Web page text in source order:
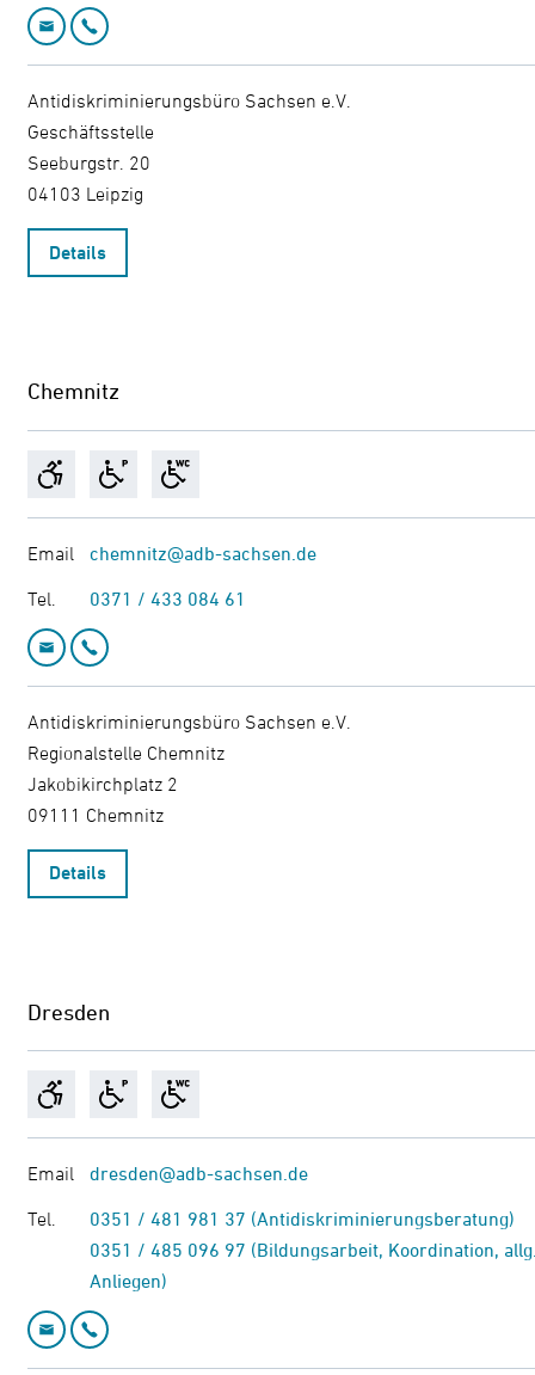
Email: leipzig@adb-sachsen.de
Antidiskriminierungsbüro Sachsen e.V.
Geschäftsstelle
Seeburgstr. 20
04103 Leipzig
Details
Chemnitz
Email chemnitz@adb-sachsen.de
Tel. 0371 / 433 084 61
Email: chemnitz@adb-sachsen.de
Antidiskriminierungsbüro Sachsen e.V.
Regionalstelle Chemnitz
Jakobikirchplatz 2
09111 Chemnitz
Details
Dresden
Email dresden@adb-sachsen.de
Tel.
0351 / 481 981 37 (Antidiskriminierungsberatung)
0351 / 485 096 97 (Bildungsarbeit, Koordination,
Anliegen)
Email: dresden@adb-sachsen.de